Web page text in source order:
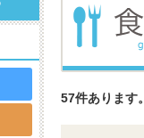
57件あります